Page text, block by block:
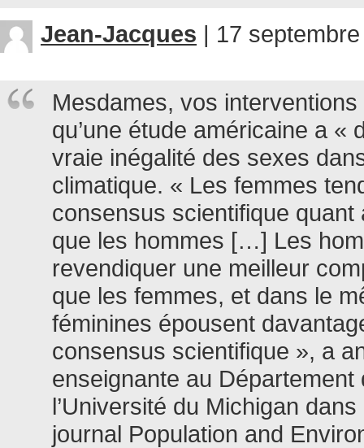
Jean-Jacques | 17
Mesdames, vos
qu’une étude américaine a «
vraie inégalité des sexes
climatique. « Les femmes
consensus scientifique
que les hommes […] Les
revendiquer une meilleur
que les femmes, et dans le
féminines épousent
consensus scientifique », a
enseignante au Département
l’Université du Michigan
journal Population and